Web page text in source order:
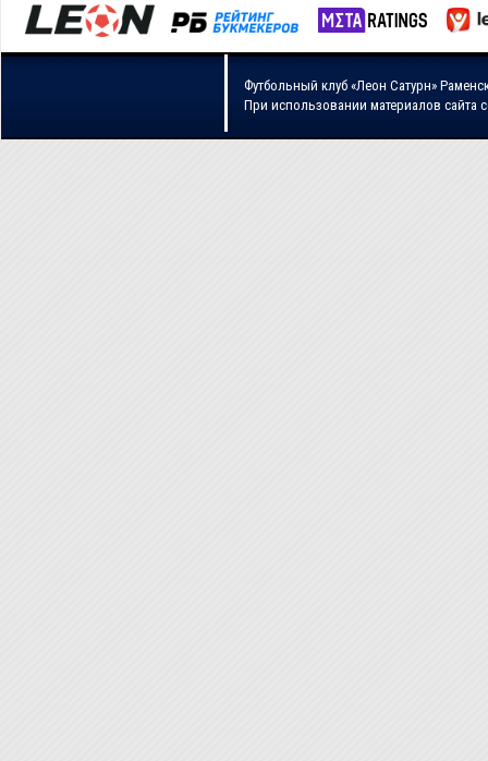
Футбольный клуб «Леон Сатурн»
При использовании материалов сайта